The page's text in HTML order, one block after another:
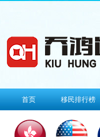
首页 移民排行榜